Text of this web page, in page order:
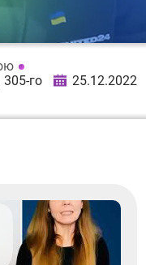
305-го
25.12.2022